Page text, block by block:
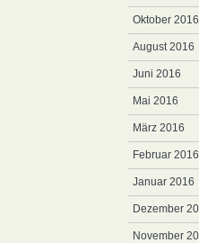
Oktober 2016
August 2016
Juni 2016
Mai 2016
März 2016
Februar 2016
Januar 2016
Dezember
November